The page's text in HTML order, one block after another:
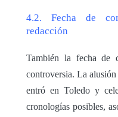
4.2. Fecha de
redacción
También la fecha de
controversia. La
entró en Toledo y
cronologías posibles,